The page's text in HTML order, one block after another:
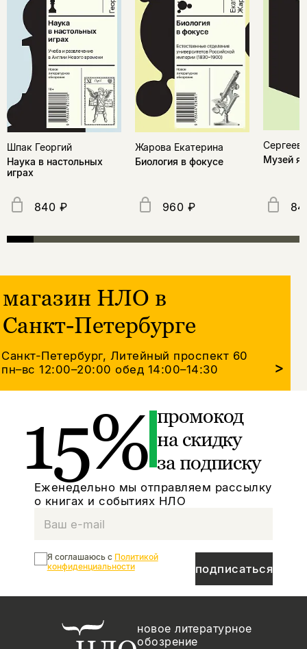
Шпак Георгий
Наука в настольных
играх
840 ₽
Жарова Екатерина
Биология в фокусе
960 ₽
Сергеев
Музей
магазин НЛО в
Санкт-Петербурге
Санкт-Петербург, Литейный проспект 60
пн–вс 12:00–20:00обед 14:00–14:30 >
15% промокод
на скидку
за подписку
Еженедельно мы отправляем рассылку
о книгах и событиях НЛО
подписаться
Я соглашаюсь с Политикой
конфиденциальности
новое литературное
обозрение